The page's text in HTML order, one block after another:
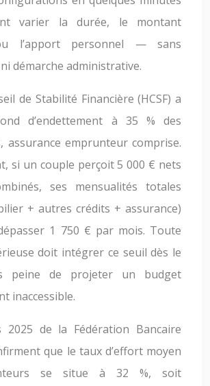
varier la durée, le montant
l’apport personnel — sans
démarche administrative.
de Stabilité Financière (HCSF) a
d’endettement à 35 % des
assurance emprunteur comprise.
si un couple perçoit 5 000 € nets
ses mensualités totales
+ autres crédits + assurance)
1 750 € par mois. Toute
doit intégrer ce seuil dès le
peine de projeter un budget
inaccessible.
2025 de la Fédération Bancaire
que le taux d’effort moyen
se situe à 32 %, soit